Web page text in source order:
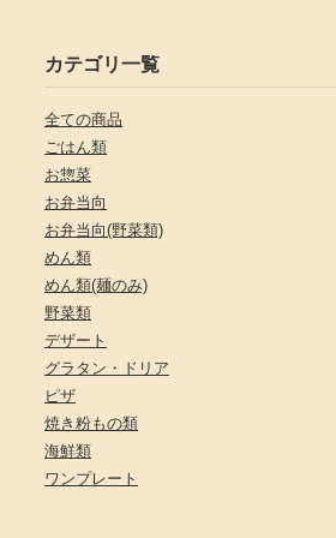
カテゴリ一覧
全ての商品
ごはん類
お惣菜
お弁当向
お弁当向(野菜類)
めん類
めん類(麺のみ)
野菜類
デザート
グラタン・ドリア
ピザ
焼き粉もの類
海鮮類
ワンプレート